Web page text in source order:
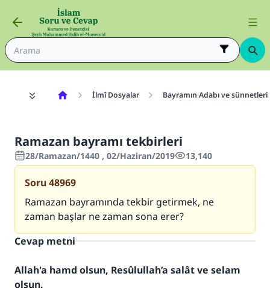
İlmî Dosyalar Bayramın Adabı ve sünnetleri
Ramazan bayramı tekbirleri
28/Ramazan/1440 , 02/Haziran/2019 13,140
Soru48969
Ramazan bayramında tekbir getirmek, ne
zaman başlar ne zaman sona erer?
Cevap metni
Allah'a hamd olsun, Resûlullah’a salât ve selam
olsun.